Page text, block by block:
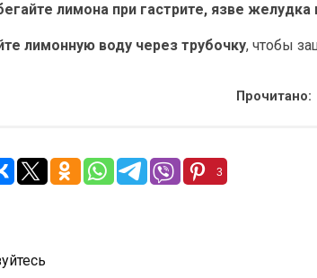
лимона при гастрите, язве
лимонную воду через трубочку, чтобы
Прочитано:
3